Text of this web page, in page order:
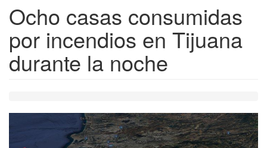
Ocho casas consumidas
por incendios en Tijuana
durante la noche